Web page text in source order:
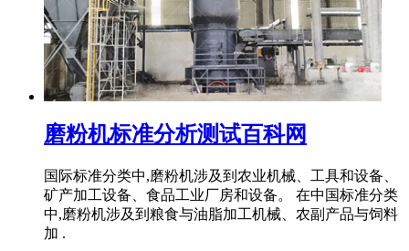
磨粉机标准分析测试百科网
国际标准分类中,磨粉机涉及到农业机械、工具和设备、
矿产加工设备、食品工业厂房和设备。 在中国标准分类
中,磨粉机涉及到粮食与油脂加工机械、农副产品与饲料
加 .